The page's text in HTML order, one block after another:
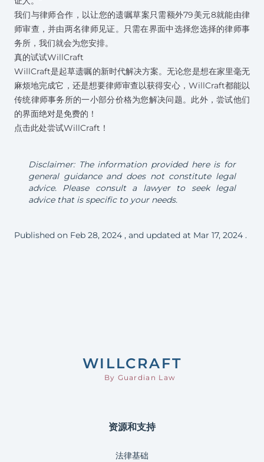
我们与律师合作，以让您的遗嘱草案只需额外79美元8就能由律
师审查，并由两名律师见证。只需在界面中选择您选择的律师事
务所，我们就会为您安排。
真的试试WillCraft
WillCraft是起草遗嘱的新时代解决方案。无论您是想在家里毫无
麻烦地完成它，还是想要律师审查以获得安心，WillCraft都能以
传统律师事务所的一小部分价格为您解决问题。此外，尝试他们
的界面绝对是免费的！
点击此处尝试WillCraft！
Disclaimer: The information provided here is for
general guidance and does not constitute legal
advice. Please consult a lawyer to seek legal
advice that is specific to your needs.
Published on Feb 28, 2024 , and updated at Mar 17, 2024 .
WILLCRAFT
By Guardian Law
资源和支持
法律基础